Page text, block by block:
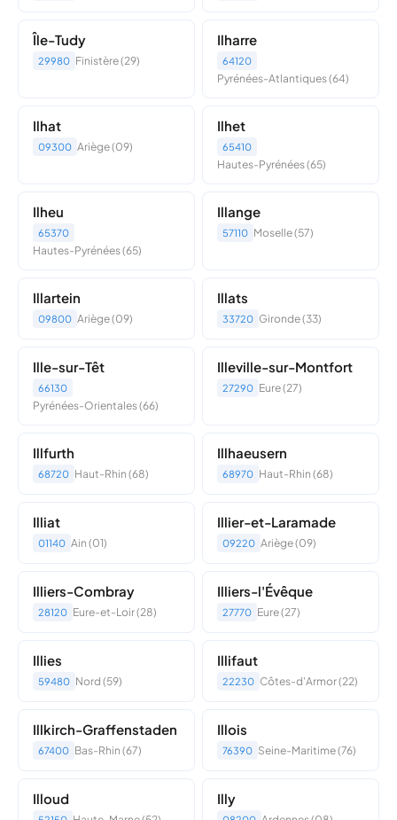
Île-Tudy
29980 Finistère (29)
Ilharre
64120
Pyrénées-Atlantiques (64)
Ilhat
09300 Ariège (09)
Ilhet
65410
Hautes-Pyrénées (65)
Ilheu
65370
Hautes-Pyrénées (65)
Illange
57110 Moselle (57)
Illartein
09800 Ariège (09)
Illats
33720 Gironde (33)
Ille-sur-Têt
66130
Pyrénées-Orientales (66)
Illeville-sur-Montfort
27290 Eure (27)
Illfurth
68720 Haut-Rhin (68)
Illhaeusern
68970 Haut-Rhin (68)
Illiat
01140 Ain (01)
Illier-et-Laramade
09220 Ariège (09)
Illiers-Combray
28120 Eure-et-Loir (28)
Illiers-l'Évêque
27770 Eure (27)
Illies
59480 Nord (59)
Illifaut
22230 Côtes-d'Armor (22)
Illkirch-Graffenstaden
67400 Bas-Rhin (67)
Illois
76390 Seine-Maritime (76)
Illoud Illy